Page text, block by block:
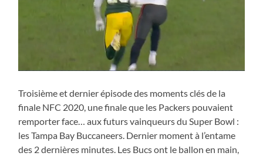
Troisième et dernier épisode des moments clés de la
finale NFC 2020, une finale que les Packers pouvaient
remporter face… aux futurs vainqueurs du Super Bowl :
les Tampa Bay Buccaneers. Dernier moment à l’entame
des 2 dernières minutes. Les Bucs ont le ballon en main,